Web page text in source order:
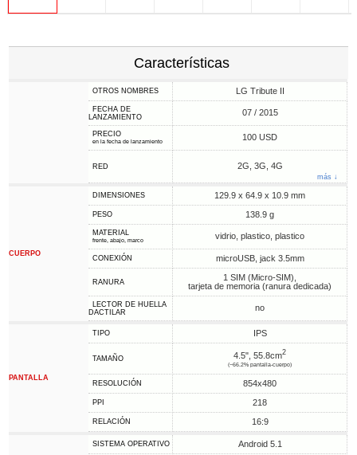
Características
OTROS NOMBRES LG Tribute II
FECHA DE
LANZAMIENTO
07 / 2015
PRECIO
en la fecha de lanzamiento 100 USD
RED 2G, 3G, 4G
más ↓
CUERPO
DIMENSIONES 129.9 x 64.9 x 10.9 mm
PESO 138.9 g
MATERIAL
frente, abajo, marco vidrio, plastico, plastico
CONEXIÓN microUSB, jack 3.5mm
RANURA
1 SIM (Micro-SIM),
tarjeta de memoria (ranura dedicada)
LECTOR DE HUELLA
DACTILAR
no
PANTALLA
TIPO IPS
TAMAÑO 4.5", 55.8cm2
(~66.2% pantalla-cuerpo)
RESOLUCIÓN 854x480
PPI 218
RELACIÓN 16:9
SISTEMA OPERATIVO Android 5.1